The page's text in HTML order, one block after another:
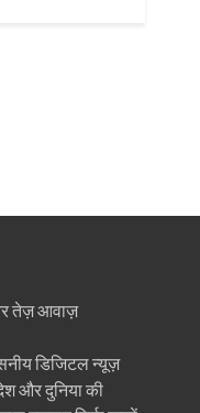
तेज़ आवाज़
डिजिटल न्यूज़
और दुनिया की